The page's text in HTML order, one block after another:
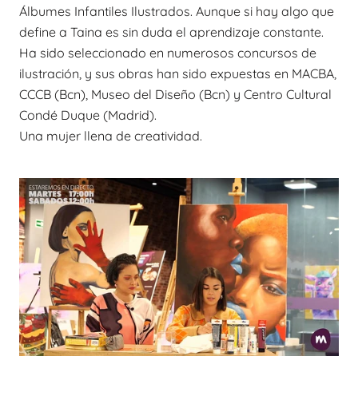
Álbumes Infantiles Ilustrados. Aunque si hay algo que
define a Taina es sin duda el aprendizaje constante.
Ha sido seleccionado en numerosos concursos de
ilustración, y sus obras han sido expuestas en MACBA,
CCCB (Bcn), Museo del Diseño (Bcn) y Centro Cultural
Condé Duque (Madrid).
Una mujer llena de creatividad.